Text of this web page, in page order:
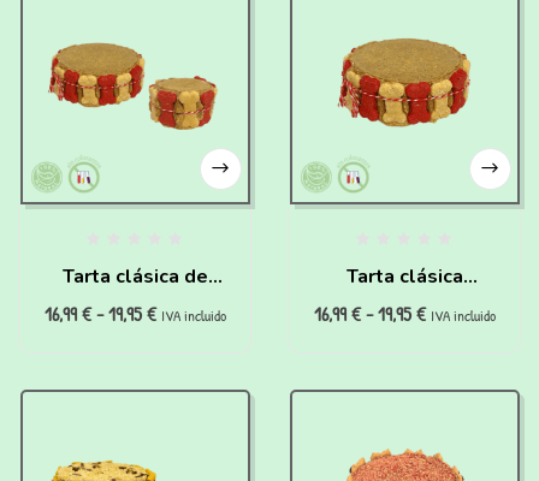
Tarta clásica de
pollo para perros
16,99€ - 19,95€ IVA incluido
Tarta clásica
hipoalergénica para
16,99€ - 19,95€ IVA incluido